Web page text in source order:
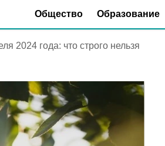
Общество Образование
2024 года: что строго нельзя